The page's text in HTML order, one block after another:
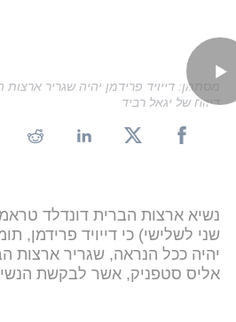
מסתמן: דייויד פרידמן יהיה שגריר
דיווח של יגאל רביד
נשיא ארצות הברית דונדלד
שני לשלישי) כי דייויד פרידמן,
יהיה ככל הנראה, שגריר ארצות
אליס סטפניק, אשר לבקשת